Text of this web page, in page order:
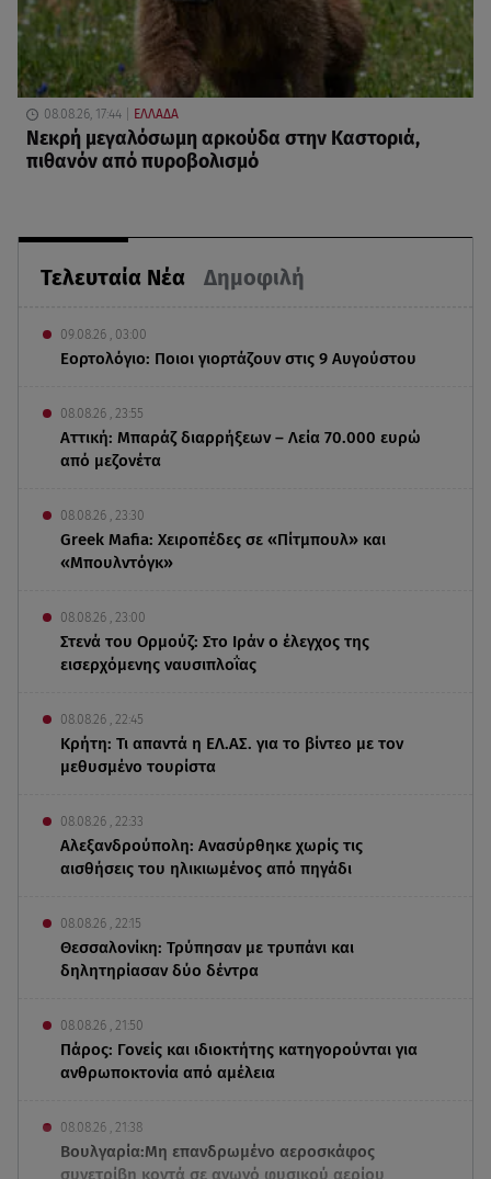
Τελευταία Νέα Δημοφιλή
09.08.26 , 03:00
Εορτολόγιο: Ποιοι γιορτάζουν στις 9 Αυγούστου
08.08.26 , 23:55
Αττική: Μπαράζ διαρρήξεων – Λεία 70.000 ευρώ
από μεζονέτα
08.08.26 , 23:30
Greek Mafia: Χειροπέδες σε «Πίτμπουλ» και
«Μπουλντόγκ»
08.08.26 , 23:00
Στενά του Ορμούζ: Στο Ιράν ο έλεγχος της
εισερχόμενης ναυσιπλοΐας
08.08.26 , 22:45
Κρήτη: Τι απαντά η ΕΛ.ΑΣ. για το βίντεο με τον
μεθυσμένο τουρίστα
08.08.26 , 22:33
Αλεξανδρούπολη: Ανασύρθηκε χωρίς τις
αισθήσεις του ηλικιωμένος από πηγάδι
08.08.26 , 22:15
Θεσσαλονίκη: Τρύπησαν με τρυπάνι και
δηλητηρίασαν δύο δέντρα
08.08.26 , 21:50
Πάρος: Γονείς και ιδιοκτήτης κατηγορούνται για
ανθρωποκτονία από αμέλεια
08.08.26 , 21:38
Βουλγαρία:Μη επανδρωμένο αεροσκάφος
08.08.26, 17:44 ΕΛΛΑΔΑ
Νεκρή μεγαλόσωμη αρκούδα στην Καστοριά,
πιθανόν από πυροβολισμό